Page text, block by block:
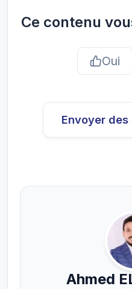
Ce contenu
Oui
Envoyer
Ahmed